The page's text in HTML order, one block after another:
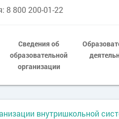
8 800 200-01-22
Сведения об
образовательной
организации
внутришкольной